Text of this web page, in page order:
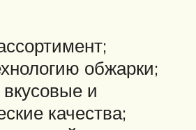
обжарки;
и
качества;